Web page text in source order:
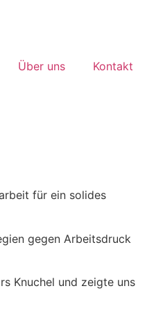
Über uns Kontakt
für ein solides
gegen Arbeitsdruck
Knuchel und zeigte uns